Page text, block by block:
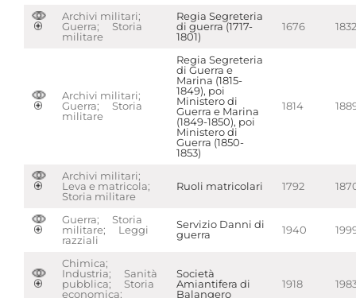
Archivi militari;
Guerra; Storia
militare
Regia Segreteria
di guerra (1717-
1801)
1676 1832
Archivi militari;
Guerra; Storia
militare
Regia Segreteria
di Guerra e
Marina (1815-
1849), poi
Ministero di
Guerra e Marina
(1849-1850), poi
Ministero di
Guerra (1850-
1853)
1814
Archivi militari;
Leva e matricola;
Storia militare
Ruoli matricolari 1792
Guerra; Storia
militare; Leggi
razziali
Servizio Danni di
guerra
1940
Chimica;
Industria; Sanità
pubblica; Storia
economica;
Società
Amiantifera di
Balangero
1918